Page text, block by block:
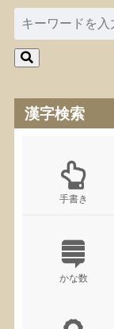
漢字検索
手書き
かな数